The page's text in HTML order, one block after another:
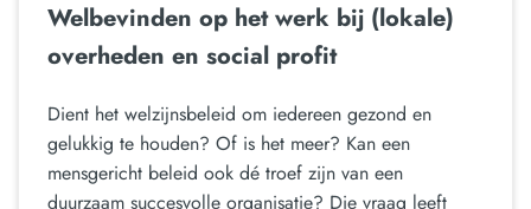
Welbevinden op het werk bij (lokale)
overheden en social profit
Dient het welzijnsbeleid om iedereen gezond en
gelukkig te houden? Of is het meer? Kan een
mensgericht beleid ook dé troef zijn van een
duurzaam succesvolle organisatie? Die vraag leeft